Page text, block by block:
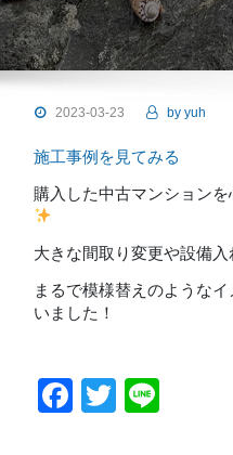
2023-03-23 by yuh
施工事例を見てみる
購入した中古マンション
大きな間取り変更や設備
まるで模様替えのような
いました！
Facebook
Twitter